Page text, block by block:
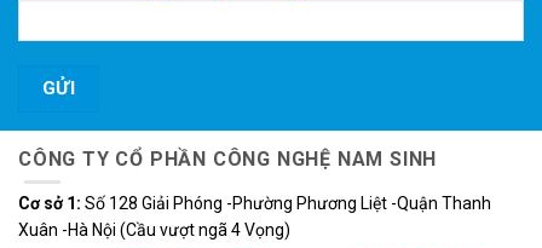
CÔNG TY CỔ PHẦN CÔNG NGHỆ NAM SINH
Cơ sở 1: Số 128 Giải Phóng -Phường Phương Liệt -Quận Thanh
Xuân -Hà Nội (Cầu vượt ngã 4 Vọng)